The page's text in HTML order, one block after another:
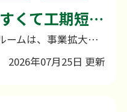
夏は塗料が乾きやすくて工期短縮！夏の屋根・外壁塗装のメリット＆デメリット
このたび田中塗装ショールームは、事業拡大に伴い、これまでの幸町から小船越町へ移転いたしました。 日頃よりご愛顧いただいている皆さまには、心より感謝申し上げます。 なお、新店舗につきましては現在改装工事を行っており、誠に申し訳ございませんが、しばらくの間ご来店いただくことができません。そのため、ホームページ等からの来店予約につきましても、一時的に受付を停止させていただいております。また、お問い合わせにつきましてはこれまでどおり対応しておりますので、お電話やホームページよりお気軽にご連絡ください。 ご不便をおかけいたしますが、より良いショールームとして皆さまをお迎えできるよう準備を進めておりますので、何卒ご理解のほどよろしくお願い申し上げます。 営業再開や詳細につきましては、改めてご案内させていただきますので、今しばらくお待ちくださいませ。 夏の屋根塗装・外壁塗装は実はおすすめ？メリット・デメリットをわかりやすくご紹介！ こんにちは！田中塗装です
2026年07月25日 更新